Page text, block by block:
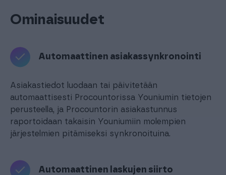
Ominaisuudet
Automaattinen asiakassynkronointi
Asiakastiedot luodaan tai päivitetään
automaattisesti Procountorissa Youniumin tietojen
perusteella, ja Procountorin asiakastunnus
raportoidaan takaisin Youniumiin molempien
järjestelmien pitämiseksi synkronoituina.
Automaattinen laskujen siirto